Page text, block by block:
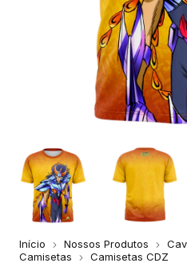
Início Nossos Produtos
Camisetas
Camisetas CDZ